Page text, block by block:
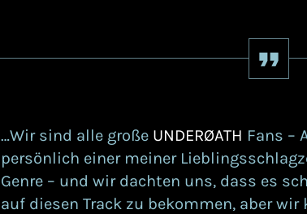
…Wir sind alle große UNDERØATH Fans –
persönlich einer meiner
Genre – und wir dachten uns, dass es
auf diesen Track zu bekommen, aber